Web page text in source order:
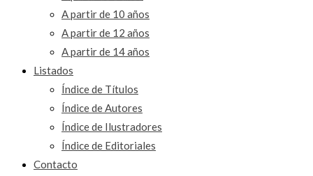
A partir de 10 años
A partir de 12 años
A partir de 14 años
Listados
Índice de Títulos
Índice de Autores
Índice de Ilustradores
Índice de Editoriales
Contacto